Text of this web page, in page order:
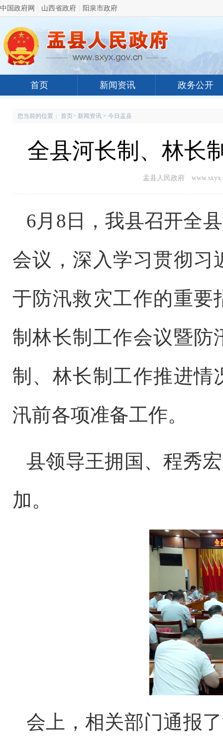
中国政府网 山西省政府 阳泉市政府
首页 新闻资讯 政务公开
您当前的位置： 首页> 新闻资讯 > 今日盂县
全县河长制、林长
盂县人民政府
6月8日，我县召开全
会议，深入学习贯彻习
于防汛救灾工作的重要
制林长制工作会议暨防
制、林长制工作推进情
汛前各项准备工作。
县领导王拥国、程秀
加。
会上，相关部门通报